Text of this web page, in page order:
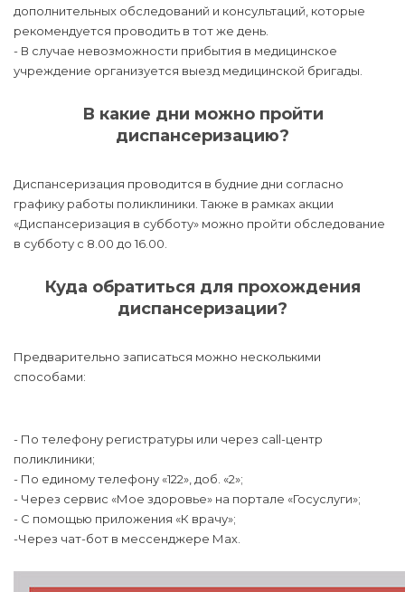
дополнительных обследований и консультаций, которые
рекомендуется проводить в тот же день.
- В случае невозможности прибытия в медицинское
учреждение организуется выезд медицинской бригады.
В какие дни можно пройти
диспансеризацию?
Диспансеризация проводится в будние дни согласно
графику работы поликлиники. Также в рамках акции
«Диспансеризация в субботу» можно пройти обследование
в субботу с 8.00 до 16.00.
Куда обратиться для прохождения
диспансеризации?
Предварительно записаться можно несколькими
способами:
- По телефону регистратуры или через call-центр
поликлиники;
- По единому телефону «122», доб. «2»;
- Через сервис «Мое здоровье» на портале «Госуслуги»;
- С помощью приложения «К врачу»;
-Через чат-бот в мессенджере Мах.